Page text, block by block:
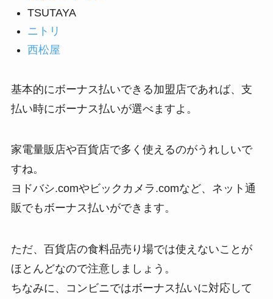
TSUTAYA
ニトリ
西松屋
基本的にボーナス払いできる加盟店であれば、支
払い時にボーナス払いが選べますよ。
家電量販店や百貨店で多く使えるのがうれしいで
すね。
ヨドバシ.comやビックカメラ.comなど、ネット通
販でもボーナス払いができます。
ただ、百貨店の食料品売り場では使えないことが
ほとんどなので注意しましょう。
ちなみに、コンビニではボーナス払いに対応して